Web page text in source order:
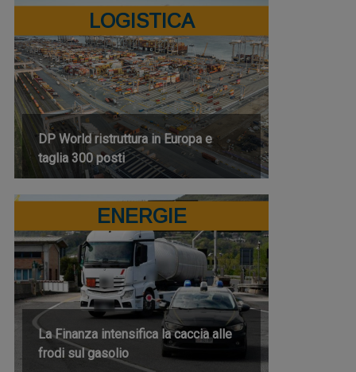
LOGISTICA
DP World ristruttura in Europa e
taglia 300 posti
ENERGIE
La Finanza intensifica la caccia alle
frodi sul gasolio